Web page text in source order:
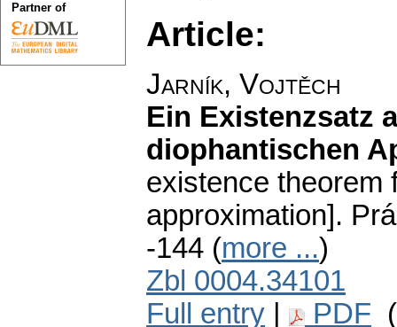
Article:
Jarník, Vojtěch
Ein Existenzsatz
diophantischen
existence theorem
approximation].
-144 (more ...)
Zbl 0004.34101
Full entry
PDF
Partner of